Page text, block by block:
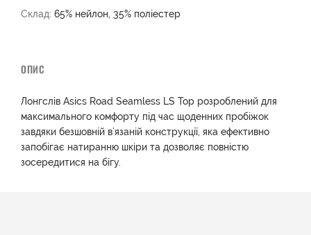
Склад: 65% нейлон, 35% поліестер
ОПИС
Лонгслів Asics Road Seamless LS Top розроблений для
максимального комфорту під час щоденних пробіжок
завдяки безшовній в’язаній конструкції, яка ефективно
запобігає натиранню шкіри та дозволяє повністю
зосередитися на бігу.